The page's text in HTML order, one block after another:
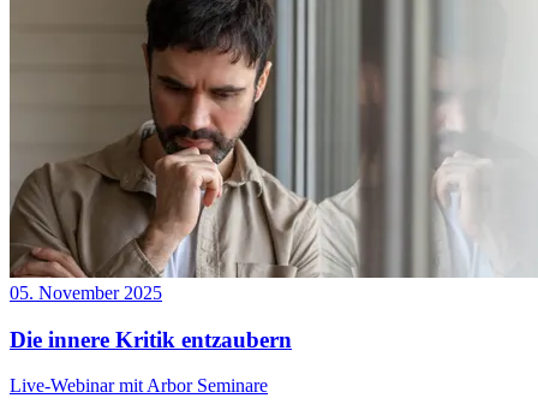
05. November 2025
Die innere Kritik entzaubern
Live-Webinar mit Arbor Seminare